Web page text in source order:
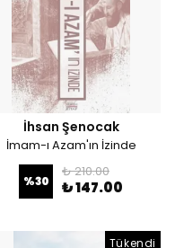
İhsan Şenocak
İmam-ı Azam'ın İzinde
%30
₺ 210.00
₺ 147.00
Tükendi